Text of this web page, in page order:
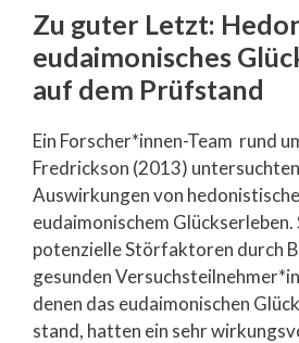
Zu guter Letzt:
eudaimonisches
auf dem Prüfstand
Ein Forscher*innen-Team rund
Fredrickson (2013)
Auswirkungen von
eudaimonischem
potenzielle Störfaktoren durch
gesunden
denen das eudaimonischen
stand, hatten ein sehr